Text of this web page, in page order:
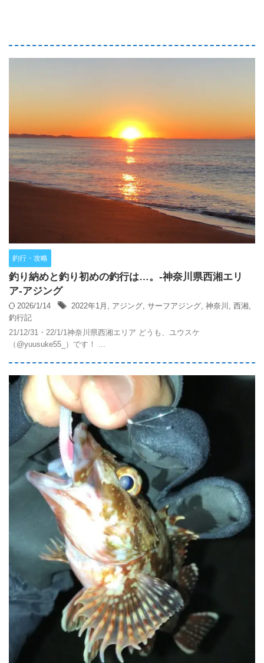
釣行・攻略
釣り納めと釣り初めの釣行は…。-神奈川県西湘エリ
ア-アジング
2026/1/14 2022年1月 アジング サーフアジング 神奈川 西湘
釣行記
21/12/31・22/1/1神奈川県西湘エリア どうも、ユウスケ
（@yuusuke55_）です！ ...